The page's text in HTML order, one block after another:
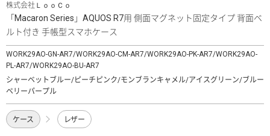
株式会社ＬｏｏＣｏ
「Macaron Series」AQUOS R7用 側面マグネット固定タイプ 背面ベ
ルト付き 手帳型スマホケース
WORK29AO-GN-AR7/WORK29AO-CM-AR7/WORK29AO-PK-AR7/WORK29AO-
PL-AR7/WORK29AO-BU-AR7
シャーベットブルー/ピーチピンク/モンブランキャメル/アイスグリーン/ブルー
ベリーパープル
ケース レザー